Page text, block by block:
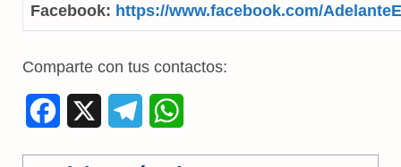
Facebook: https://www.facebook.com/
Comparte con tus contactos: